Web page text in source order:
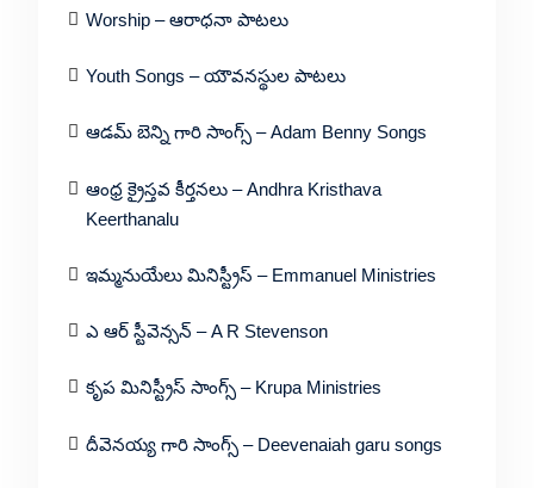
Worship – ఆరాధనా పాటలు
Youth Songs – యౌవనస్థుల పాటలు
ఆడమ్ బెన్ని గారి సాంగ్స్ – Adam Benny Songs
ఆంధ్ర క్రైస్తవ కీర్తనలు – Andhra Kristhava
Keerthanalu
ఇమ్మనుయేలు మినిస్ట్రీస్ – Emmanuel Ministries
ఎ ఆర్ స్టీవెన్సన్ – A R Stevenson
కృప మినిస్ట్రీస్ సాంగ్స్ – Krupa Ministries
దీవెనయ్య గారి సాంగ్స్ – Deevenaiah garu songs